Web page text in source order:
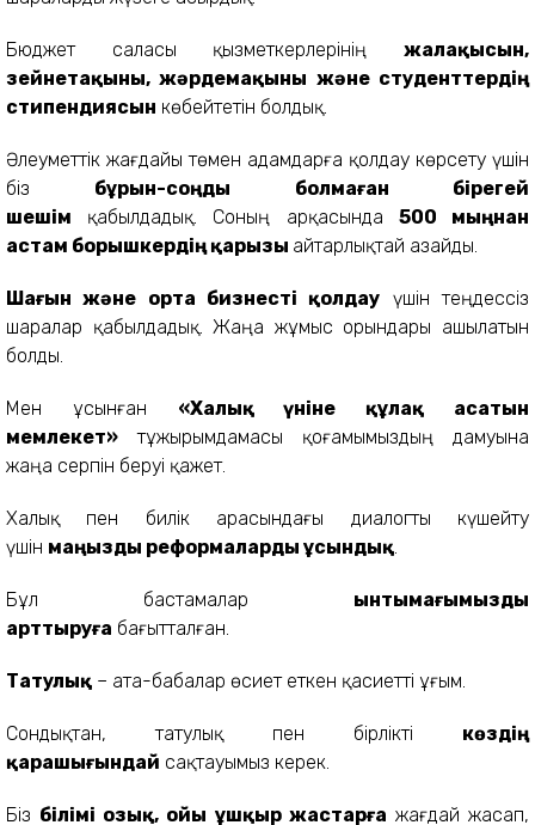
Бюджет саласы қызметкерлерінің жалақысын,
зейнетақыны, жәрдемақыны және студенттердің
стипендиясын көбейтетін болдық.
Әлеуметтік жағдайы төмен адамдарға қолдау көрсету үшін
біз бұрын-соңды болмаған бірегей
шешім қабылдадық. Соның арқасында 500 мыңнан
астам борышкердің қарызы айтарлықтай азайды.
Шағын және орта бизнесті қолдау үшін теңдессіз
шаралар қабылдадық. Жаңа жұмыс орындары ашылатын
болды.
Мен ұсынған «Халық үніне құлақ асатын
мемлекет» тұжырымдамасы қоғамымыздың дамуына
жаңа серпін беруі қажет.
Халық пен билік арасындағы диалогты күшейту
үшін маңызды реформаларды ұсындық
Бұл бастамалар ынтымағымызды
арттыруға бағытталған.
Татулық – ата-бабалар өсиет еткен қасиетті ұғым.
Сондықтан, татулық пен бірлікті көздің
қарашығындай сақтауымыз керек.
Біз білімі озық, ойы ұшқыр жастарға жағдай жасап,